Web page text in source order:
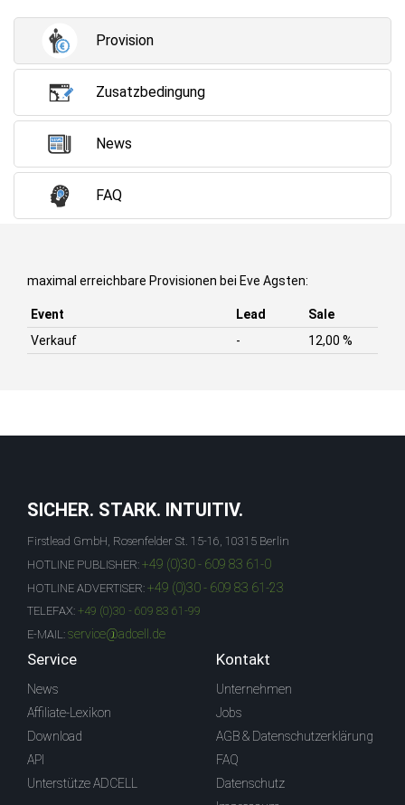
Provision
Zusatzbedingung
News
FAQ
maximal erreichbare Provisionen bei Eve Agsten:
Event Lead
Sale
Verkauf
- 12,00 %
SICHER. STARK. INTUITIV.
Firstlead GmbH, Rosenfelder St. 15-16, 10315 Berlin
HOTLINE PUBLISHER: +49 (0)30 - 609 83 61-0
HOTLINE ADVERTISER: +49 (0)30 - 609 83 61-23
TELEFAX: +49 (0)30 - 609 83 61-99
E-MAIL: service@adcell.de
Service
News
Affiliate-Lexikon
Download
API
Unterstütze ADCELL
Kontakt
Unternehmen
Jobs
AGB & Datenschutzerklärung
FAQ
Datenschutz